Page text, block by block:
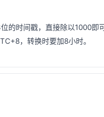
的时间戳，直接除以1000即
，转换时要加8小时。